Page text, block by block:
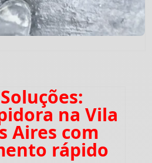
na Vila
Aires com
rápido